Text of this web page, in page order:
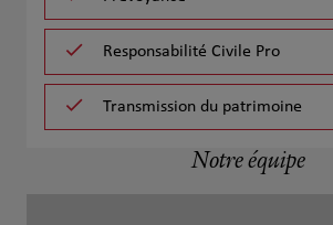
Responsabilité Civile Pro
Transmission du patrimoine
Notre équipe